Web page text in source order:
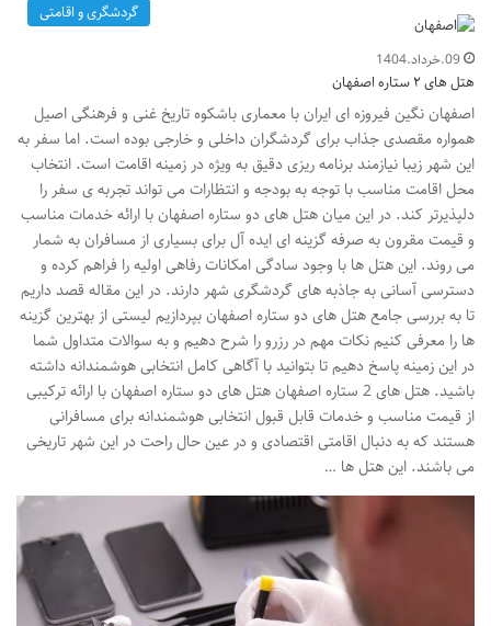
گردشگری و اقامتی
09.خرداد.1404
هتل های ۲ ستاره اصفهان
اصفهان نگین فیروزه ای ایران با معماری باشکوه تاریخ غنی و فرهنگی اصیل
همواره مقصدی جذاب برای گردشگران داخلی و خارجی بوده است. اما سفر به
این شهر زیبا نیازمند برنامه ریزی دقیق به ویژه در زمینه اقامت است. انتخاب
محل اقامت مناسب با توجه به بودجه و انتظارات می تواند تجربه ی سفر را
دلپذیرتر کند. در این میان هتل های دو ستاره اصفهان با ارائه خدمات مناسب
و قیمت مقرون به صرفه گزینه ای ایده آل برای بسیاری از مسافران به شمار
می روند. این هتل ها با وجود سادگی امکانات رفاهی اولیه را فراهم کرده و
دسترسی آسانی به جاذبه های گردشگری شهر دارند. در این مقاله قصد داریم
تا به بررسی جامع هتل های دو ستاره اصفهان بپردازیم لیستی از بهترین گزینه
ها را معرفی کنیم نکات مهم در رزرو را شرح دهیم و به سوالات متداول شما
در این زمینه پاسخ دهیم تا بتوانید با آگاهی کامل انتخابی هوشمندانه داشته
باشید. هتل های 2 ستاره اصفهان هتل های دو ستاره اصفهان با ارائه ترکیبی
از قیمت مناسب و خدمات قابل قبول انتخابی هوشمندانه برای مسافرانی
هستند که به دنبال اقامتی اقتصادی و در عین حال راحت در این شهر تاریخی
می باشند. این هتل ها …